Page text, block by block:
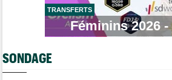
LNC
Tour de Burgos
Oscar Onley fait coup double sur la 2e
Route
TRANSFERTS
Féminins 2026 -
SONDAGE